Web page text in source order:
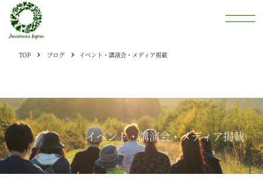
TOP ブログ イベント・講演会・メディア掲載
イベント・講演会・メディア掲載